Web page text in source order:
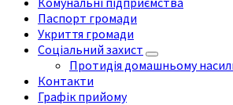
Паспорт громади
Укриття громади
Соціальний захист
Протидія домашньому
Контакти
Графік прийому